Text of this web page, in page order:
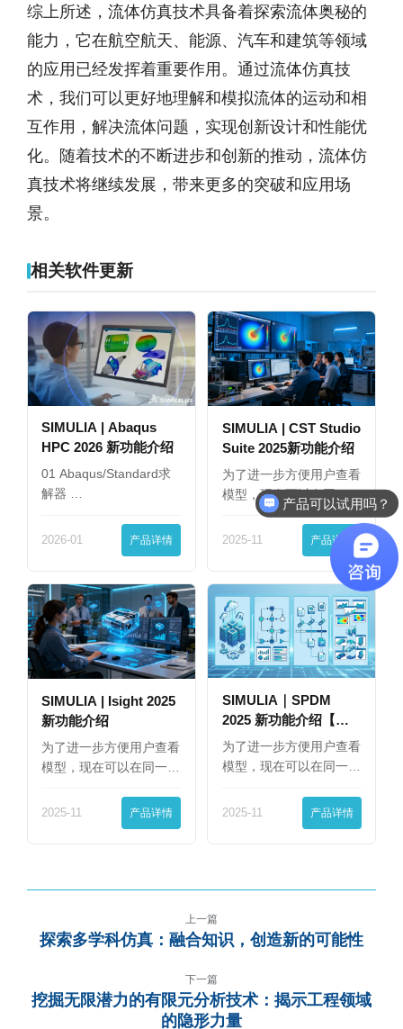
综上所述，流体仿真技术具备着探索流体奥秘的
能力，它在航空航天、能源、汽车和建筑等领域
的应用已经发挥着重要作用。通过流体仿真技
术，我们可以更好地理解和模拟流体的运动和相
互作用，解决流体问题，实现创新设计和性能优
化。随着技术的不断进步和创新的推动，流体仿
真技术将继续发展，带来更多的突破和应用场
景。
相关软件更新
SIMULIA | Abaqus
HPC 2026 新功能介绍
01 Abaqus/Standard求
解器 …
2026-01 产品详情
SIMULIA | CST Studio
Suite 2025新功能介绍
为了进一步方便用户查看
模型，现在可以在同一
2025-11 产品详情
SIMULIA | Isight 2025
新功能介绍
为了进一步方便用户查看
模型，现在可以在同一
2025-11 产品详情
SIMULIA｜SPDM
2025 新功能介绍【下
篇】
为了进一步方便用户查看
模型，现在可以在同一
2025-11 产品详情
上一篇
探索多学科仿真：融合知识，创造新的可能性
下一篇
挖掘无限潜力的有限元分析技术：揭示工程领域
的隐形力量
产品可以试用吗？